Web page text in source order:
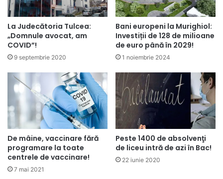
La Judecătoria Tulcea:
„Domnule avocat, am
COVID”!
9 septembrie 2020
Bani europeni la Murighiol:
Investiții de 128 de milioane
de euro până în 2029!
1 noiembrie 2024
De mâine, vaccinare fără
programare la toate
centrele de vaccinare!
7 mai 2021
Peste 1400 de absolvenţi
de liceu intră de azi în Bac!
22 iunie 2020